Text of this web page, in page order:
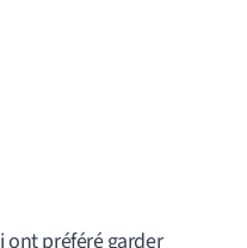
ont préféré garder